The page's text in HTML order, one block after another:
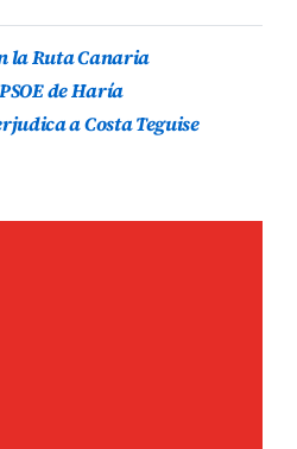
la Ruta Canaria
de Haría
a Costa Teguise